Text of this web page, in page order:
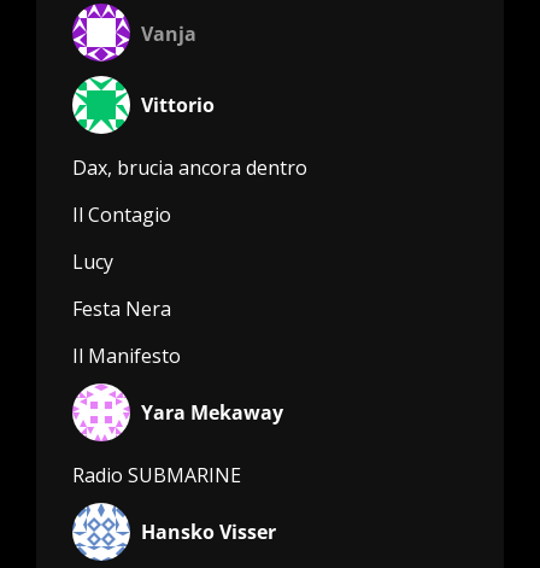
Vanja
Vittorio
Dax, brucia ancora dentro
Il Contagio
Lucy
Festa Nera
Il Manifesto
Yara Mekaway
Radio SUBMARINE
Hansko Visser